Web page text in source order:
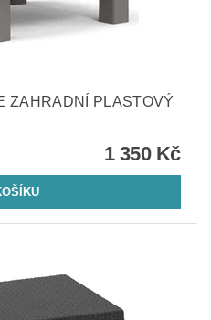
ZAHRADNÍ PLASTOVÝ
1 350 Kč